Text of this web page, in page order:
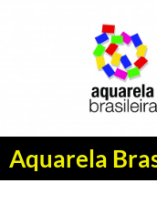
Aquarela
Pesquisar
PULAR